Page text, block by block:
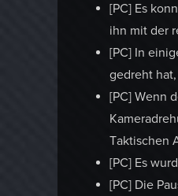
[PC] Es
ihn mit der
[PC] In
gedreht
[PC] Wenn
Taktischen
[PC] Es
[PC] Die